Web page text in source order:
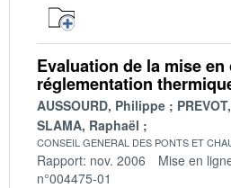
Evaluation de la mise en
réglementation
AUSSOURD, Philippe
SLAMA, Raphaël
CONSEIL GENERAL DES PONTS ET
Rapport: nov. 2006 Mise en
n°004475-01